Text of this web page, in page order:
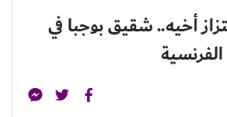
أخيه.. شقيق بوجبا في